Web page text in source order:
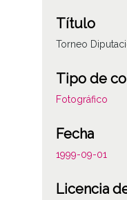
Título
Torneo
Tipo de
Fotográfico
Fecha
1999-09-01
Licencia